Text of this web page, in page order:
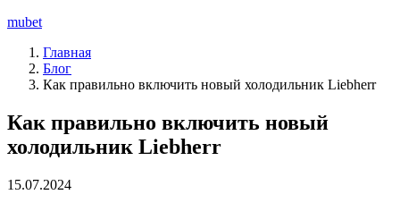
mubet
Главная
Блог
Как правильно включить новый холодильник Liebherr
Как правильно включить новый
холодильник Liebherr
15.07.2024